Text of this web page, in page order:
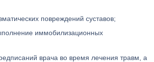
повреждений суставов;
иммобилизационных
врача во время лечения травм, а